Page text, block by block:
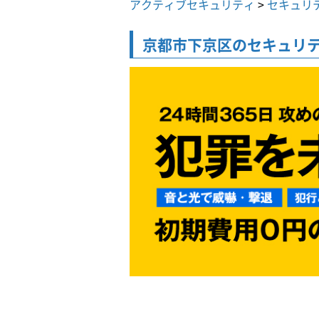
アクティブセキュリティ > セキュリ
京都市下京区のセキュリ